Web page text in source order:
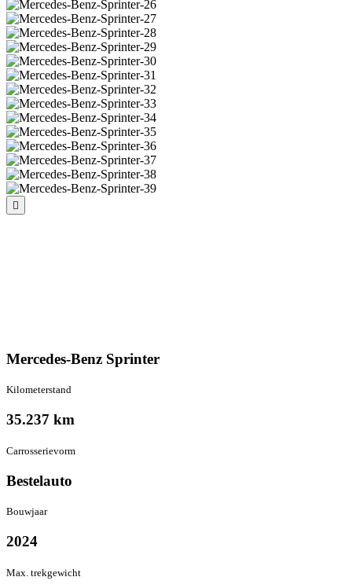
Mercedes-Benz Sprinter
Kilometer­stand
35.237 km
Carrosserie­vorm
Bestelauto
Bouwjaar
2024
Max. trekgewicht